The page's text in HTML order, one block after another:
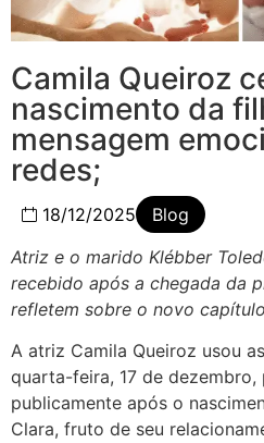
Camila Queiroz
nascimento da
mensagem
redes;
18/12/2025
Blog
Atriz e o marido Klébber
recebido após a chegada da
refletem sobre o novo
A atriz Camila Queiroz usou
quarta-feira, 17 de dezembro,
publicamente após o
Clara, fruto de seu